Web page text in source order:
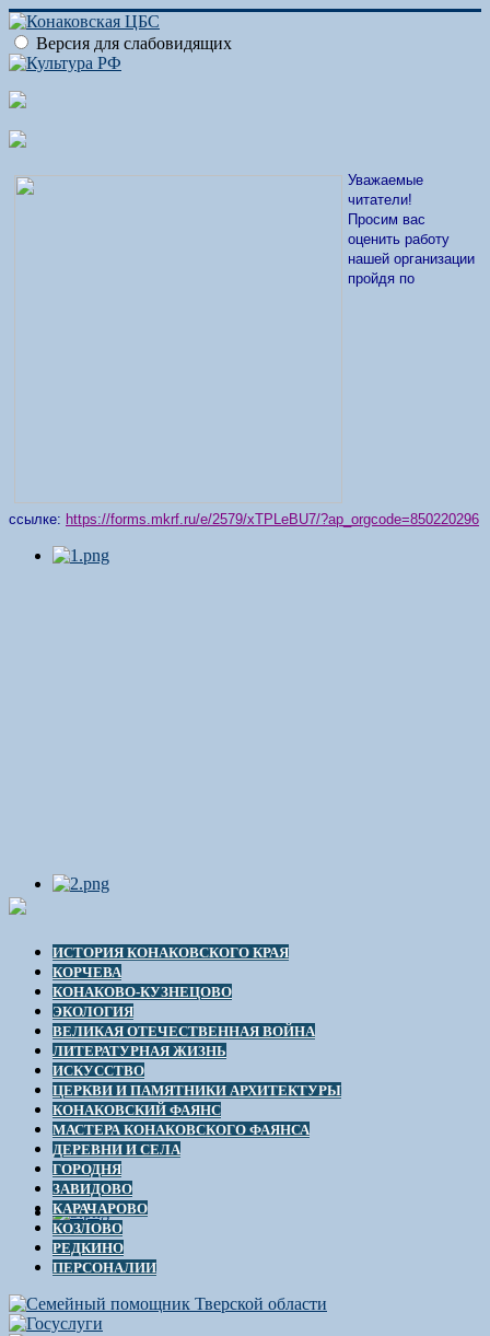
Версия для слабовидящих
Уважаемые
читатели!
Просим вас
оценить работу
нашей организации
пройдя по
ссылке: https://forms.mkrf.ru/e/2579/xTPLeBU7/?ap_orgcode=850220296
ИСТОРИЯ КОНАКОВСКОГО КРАЯ
КОРЧЕВА
КОНАКОВО-КУЗНЕЦОВО
ЭКОЛОГИЯ
ВЕЛИКАЯ ОТЕЧЕСТВЕННАЯ ВОЙНА
ЛИТЕРАТУРНАЯ ЖИЗНЬ
ИСКУССТВО
ЦЕРКВИ И ПАМЯТНИКИ АРХИТЕКТУРЫ
КОНАКОВСКИЙ ФАЯНС
МАСТЕРА КОНАКОВСКОГО ФАЯНСА
ДЕРЕВНИ И СЕЛА
ГОРОДНЯ
ЗАВИДОВО
КАРАЧАРОВО
КОЗЛОВО
РЕДКИНО
ПЕРСОНАЛИИ